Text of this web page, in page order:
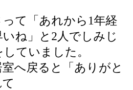
て「 あれから1年経
ね」と2人でしみじ
ていました。
へ戻ると「ありがと